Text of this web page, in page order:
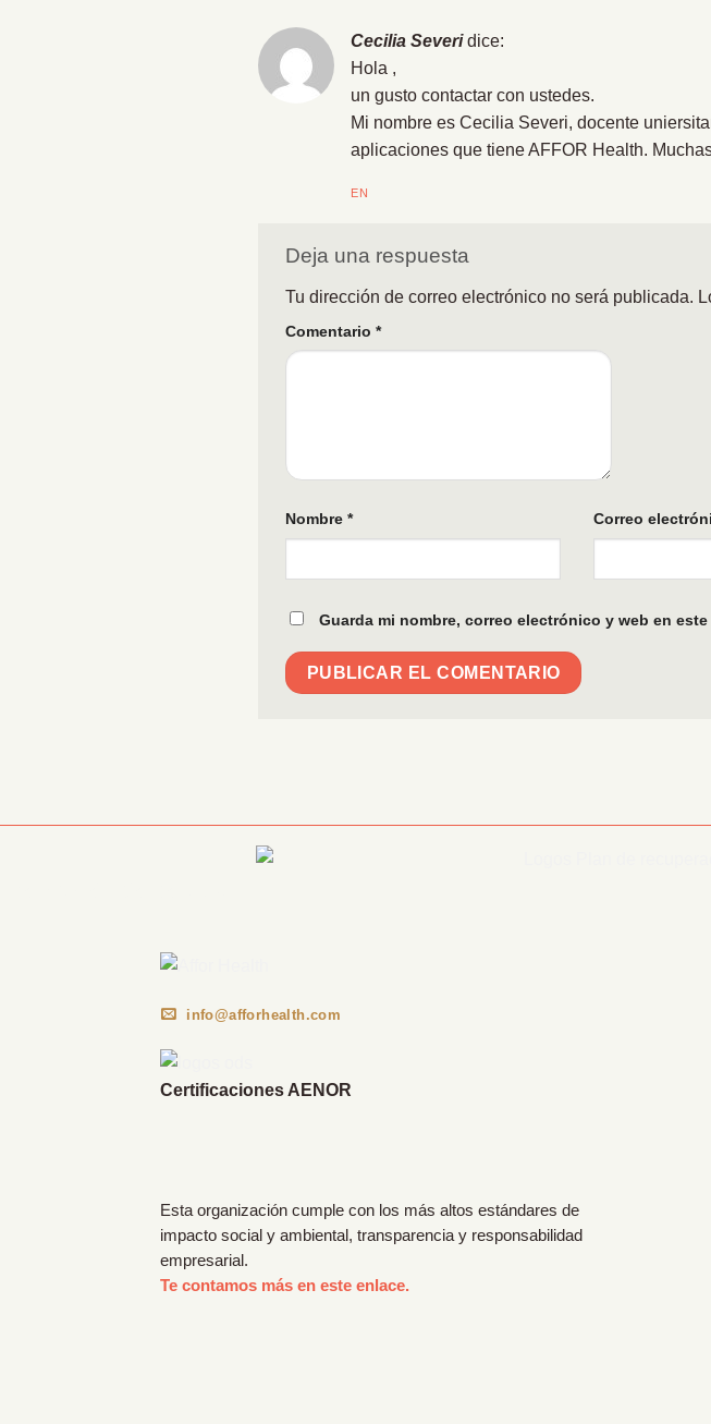
Cecilia Severi dice:
Hola ,
un gusto contactar con ustedes.
Mi nombre es Cecilia Severi, docente
aplicaciones que tiene AFFOR Health.
EN
Deja una respuesta
Tu dirección de correo electrónico no será publicada.
Comentario *
Nombre * Correo
Guarda mi nombre, correo electrónico y web en
info@afforhealth.com
Certificaciones AENOR
Esta organización cumple con los más altos estándares de
impacto social y ambiental, transparencia y responsabilidad
empresarial.
Te contamos más en este enlace.